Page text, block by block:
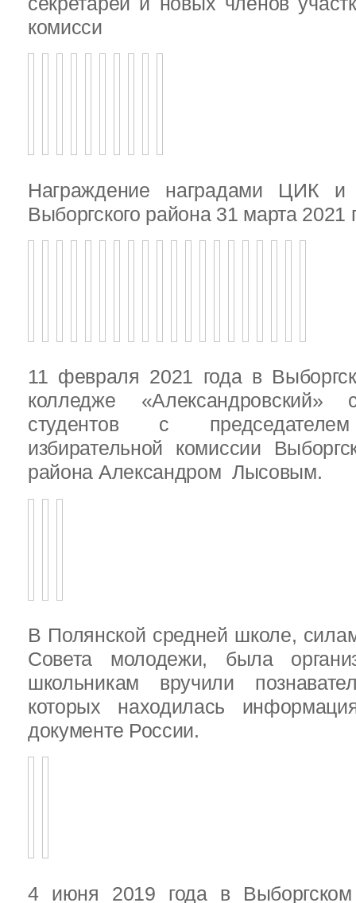
комисси
Награждение наградами ЦИК
Выборгского района 31 марта 2021
11 февраля 2021 года в
колледже «Александровский»
студентов с председателем
избирательной комиссии
района Александром Лысовым.
В Полянской средней школе,
Совета молодежи, была
школьникам вручили
которых находилась
документе России.
4 июня 2019 года в